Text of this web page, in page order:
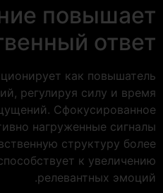
повышает
ответ
как повышатель
регулируя силу и время
Сфокусированное
нагруженные сигналы
структуру более
к увеличению
релевантных эмоций.